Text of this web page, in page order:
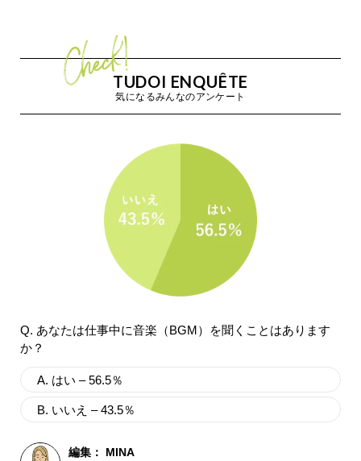
TUDOI ENQUÊTE
気になるみんなのアンケート
Q. あなたは仕事中に音楽（BGM）を聞くことはあります
か？
A. はい – 56.5％
B. いいえ – 43.5％
編集： MINA